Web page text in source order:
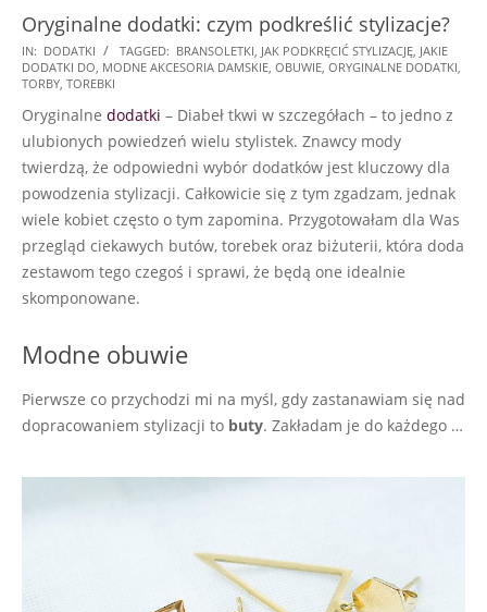
Oryginalne dodatki: czym podkreślić stylizacje?
2024-
10-
IN: DODATKI TAGGED: BRANSOLETKI JAK PODKRĘCIĆ STYLIZACJĘ JAKIE
DODATKI DO MODNE AKCESORIA DAMSKIE OBUWIE ORYGINALNE DODATKI
TORBY TOREBKI
Oryginalne dodatki – Diabeł tkwi w szczegółach – to jedno z
ulubionych powiedzeń wielu stylistek. Znawcy mody
twierdzą, że odpowiedni wybór dodatków jest kluczowy dla
powodzenia stylizacji. Całkowicie się z tym zgadzam, jednak
wiele kobiet często o tym zapomina. Przygotowałam dla Was
przegląd ciekawych butów, torebek oraz biżuterii, która doda
zestawom tego czegoś i sprawi, że będą one idealnie
skomponowane.
Modne obuwie
Pierwsze co przychodzi mi na myśl, gdy zastanawiam się nad
dopracowaniem stylizacji to buty. Zakładam je do każdego …